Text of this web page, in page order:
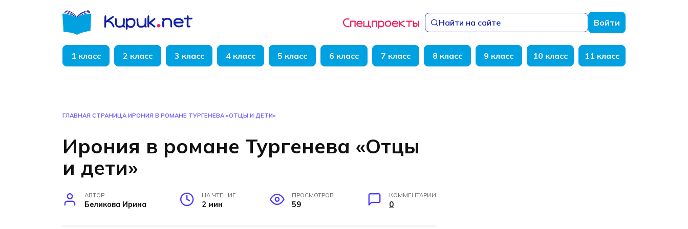
Найти на сайте Войти
1 класс 2 класс 3 класс 4 класс 5 класс 6 класс 7 класс 8 класс 9 класс 10 класс 11 класс
ГЛАВНАЯ СТРАНИЦА ИРОНИЯ В РОМАНЕ ТУРГЕНЕВА «ОТЦЫ И ДЕТИ»
Ирония в романе Тургенева «Отцы
и дети»
АВТОР
Беликова Ирина
НА ЧТЕНИЕ
2 мин
ПРОСМОТРОВ
59
КОММЕНТАРИИ
0